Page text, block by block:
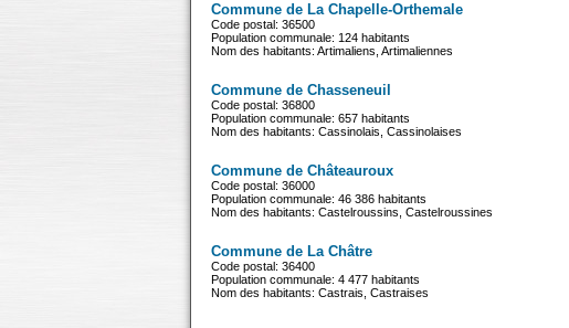
Commune de La Chapelle-Orthemale
Code postal: 36500
Population communale: 124 habitants
Nom des habitants: Artimaliens, Artimaliennes
Commune de Chasseneuil
Code postal: 36800
Population communale: 657 habitants
Nom des habitants: Cassinolais, Cassinolaises
Commune de Châteauroux
Code postal: 36000
Population communale: 46 386 habitants
Nom des habitants: Castelroussins, Castelroussines
Commune de La Châtre
Code postal: 36400
Population communale: 4 477 habitants
Nom des habitants: Castrais, Castraises